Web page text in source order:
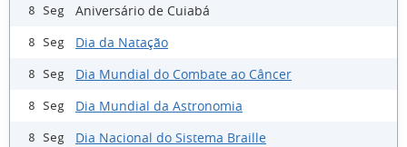
8 Seg Aniversário de Cuiabá
8 Seg Dia da Natação
8 Seg Dia Mundial do Combate ao Câncer
8 Seg Dia Mundial da Astronomia
8 Seg Dia Nacional do Sistema Braille